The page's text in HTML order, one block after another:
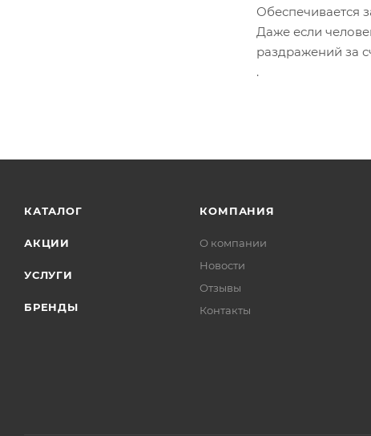
Обеспечивается
Даже если
раздражений за
.
КАТАЛОГ
АКЦИИ
УСЛУГИ
БРЕНДЫ
КОМПАНИЯ
О компании
Новости
Отзывы
Контакты